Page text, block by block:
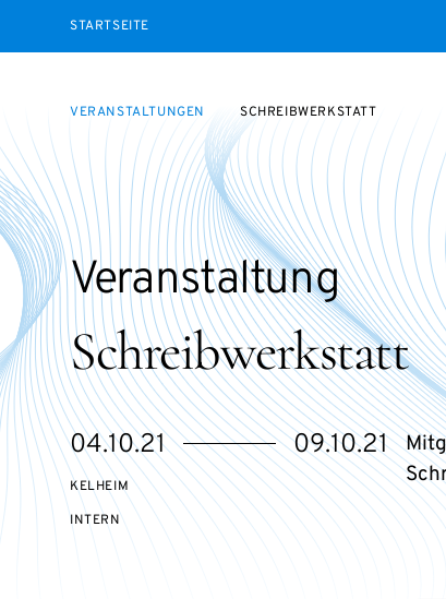
STARTSEITE
VERANSTALTUNGEN SCHREIBWERKSTATT
Schreibwerkstatt
Veranstaltung
eventBeginsOn
04.10.21
eventEndsOn 09.10.21
KELHEIM
VERANSTALTUNGSZUGANG:
INTERN